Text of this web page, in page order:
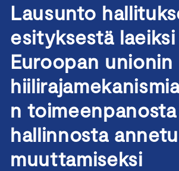
Lausunto
esityksestä laeiksi
Euroopan unionin
n
hallinnosta
muuttamiseksi